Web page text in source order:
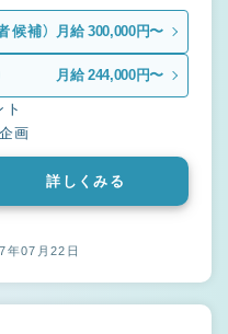
候補） 月給 300,000円〜
月給 244,000円〜
ト
画
詳しくみる
年07月22日